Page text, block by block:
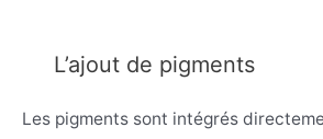
L’ajout de pigments
Les pigments sont intégrés